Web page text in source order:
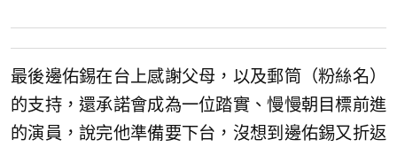
最後邊佑錫在台上感謝父母，以及郵筒（粉絲名）
的支持，還承諾會成為一位踏實、慢慢朝目標前進
的演員，說完他準備要下台，沒想到邊佑錫又折返